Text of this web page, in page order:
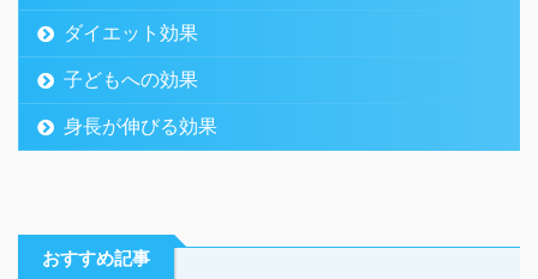
ダイエット効果
子どもへの効果
身長が伸びる効果
おすすめ記事